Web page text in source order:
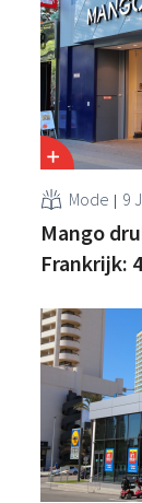
Mode 9
Mango
Frankrijk: